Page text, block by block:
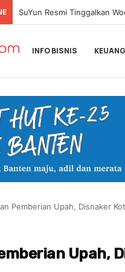
Paula Verhoeven Tegaskan
INFO BISNIS
Pemberian Upah, Disnaker
Upah,